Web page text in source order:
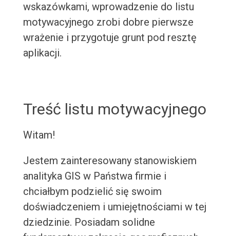
wskazówkami, wprowadzenie do listu
motywacyjnego zrobi dobre pierwsze
wrażenie i przygotuje grunt pod resztę
aplikacji.
Treść listu motywacyjnego
Witam!
Jestem zainteresowany stanowiskiem
analityka GIS w Państwa firmie i
chciałbym podzielić się swoim
doświadczeniem i umiejętnościami w tej
dziedzinie. Posiadam solidne